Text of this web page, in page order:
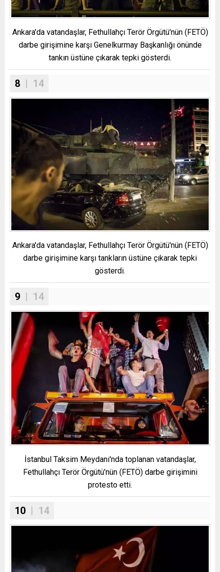
Ankara'da vatandaşlar, Fethullahçı Terör Örgütü'nün (FETÖ)
darbe girişimine karşı Genelkurmay Başkanlığı önünde
tankın üstüne çıkarak tepki gösterdi.
8 | 14
Ankara'da vatandaşlar, Fethullahçı Terör Örgütü'nün (FETÖ)
darbe girişimine karşı tankların üstüne çıkarak tepki
gösterdi.
9 | 14
İstanbul Taksim Meydanı'nda toplanan vatandaşlar,
Fethullahçı Terör Örgütü'nün (FETÖ) darbe girişimini
protesto etti.
10 | 14